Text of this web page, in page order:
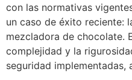
con las normativas
un caso de éxito reciente:
mezcladora de chocolate.
complejidad y la
seguridad implementadas,